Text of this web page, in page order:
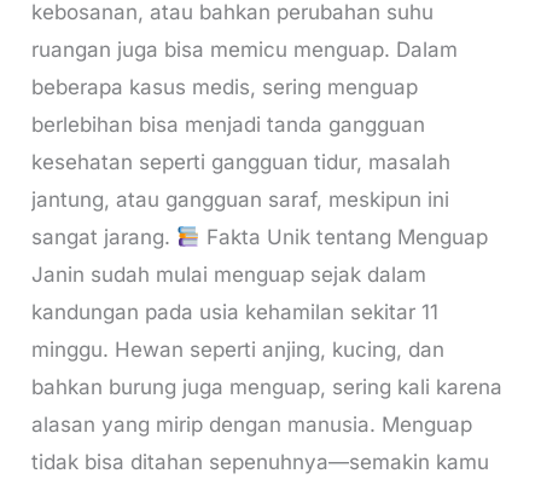
kebosanan, atau bahkan perubahan suhu
ruangan juga bisa memicu menguap. Dalam
beberapa kasus medis, sering menguap
berlebihan bisa menjadi tanda gangguan
kesehatan seperti gangguan tidur, masalah
jantung, atau gangguan saraf, meskipun ini
sangat jarang.
Fakta Unik tentang Menguap
Janin sudah mulai menguap sejak dalam
kandungan pada usia kehamilan sekitar 11
minggu. Hewan seperti anjing, kucing, dan
bahkan burung juga menguap, sering kali karena
alasan yang mirip dengan manusia. Menguap
tidak bisa ditahan sepenuhnya—semakin kamu